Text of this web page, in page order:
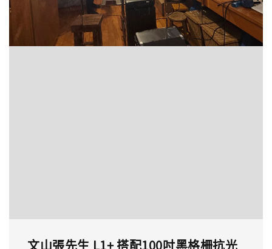
文山張先生 L1+ 搭配100吋黑格柵抗光